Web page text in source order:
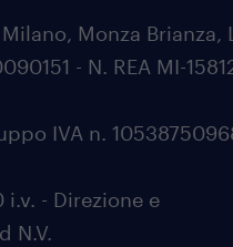
Monza Brianza,
- N. REA MI-
IVA n.
i.v. - Direzione e
N.V.